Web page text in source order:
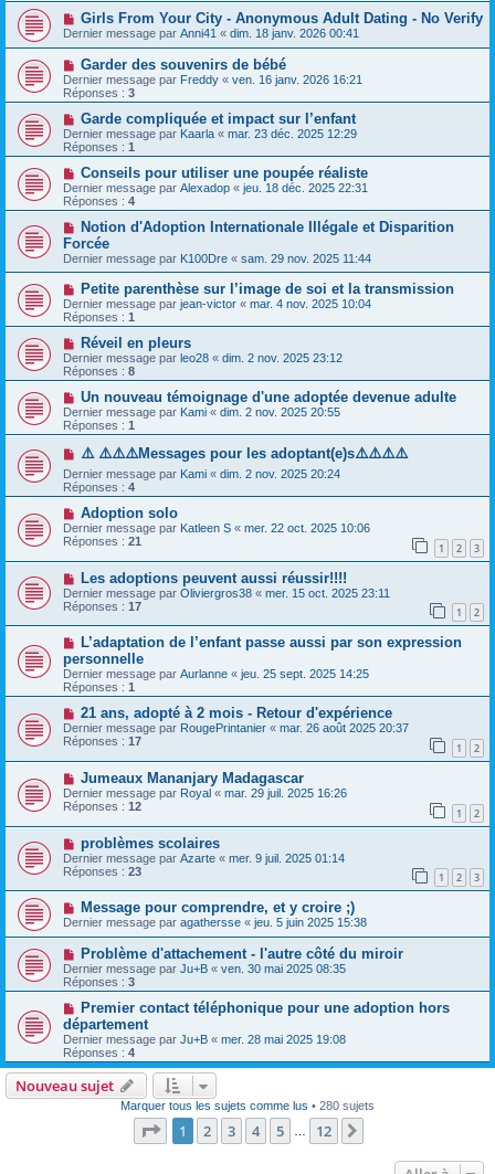
Girls From Your City - Anonymous Adult Dating - No Verify
Dernier message par Anni41 « dim. 18 janv. 2026 00:41
Garder des souvenirs de bébé
Dernier message par Freddy « ven. 16 janv. 2026 16:21
Réponses : 3
Garde compliquée et impact sur l’enfant
Dernier message par Kaarla « mar. 23 déc. 2025 12:29
Réponses : 1
Conseils pour utiliser une poupée réaliste
Dernier message par Alexadop « jeu. 18 déc. 2025 22:31
Réponses : 4
Notion d'Adoption Internationale Illégale et Disparition
Forcée
Dernier message par K100Dre « sam. 29 nov. 2025 11:44
Petite parenthèse sur l’image de soi et la transmission
Dernier message par jean-victor « mar. 4 nov. 2025 10:04
Réponses : 1
Réveil en pleurs
Dernier message par leo28 « dim. 2 nov. 2025 23:12
Réponses : 8
Un nouveau témoignage d'une adoptée devenue adulte
Dernier message par Kami « dim. 2 nov. 2025 20:55
Réponses : 1
⚠️ ⚠️⚠️⚠️Messages pour les adoptant(e)s⚠️⚠️⚠️⚠️
Dernier message par Kami « dim. 2 nov. 2025 20:24
Réponses : 4
Adoption solo
Dernier message par Katleen S « mer. 22 oct. 2025 10:06
Réponses : 21 1 2 3
Les adoptions peuvent aussi réussir!!!!
Dernier message par Oliviergros38 « mer. 15 oct. 2025 23:11
Réponses : 17 1 2
L’adaptation de l’enfant passe aussi par son expression
personnelle
Dernier message par Aurlanne « jeu. 25 sept. 2025 14:25
Réponses : 1
21 ans, adopté à 2 mois - Retour d'expérience
Dernier message par RougePrintanier « mar. 26 août 2025 20:37
Réponses : 17 1 2
Jumeaux Mananjary Madagascar
Dernier message par Royal « mar. 29 juil. 2025 16:26
Réponses : 12 1 2
problèmes scolaires
Dernier message par Azarte « mer. 9 juil. 2025 01:14
Réponses : 23 1 2 3
Message pour comprendre, et y croire ;)
Dernier message par agathersse « jeu. 5 juin 2025 15:38
Problème d'attachement - l'autre côté du miroir
Dernier message par Ju+B « ven. 30 mai 2025 08:35
Réponses : 3
Premier contact téléphonique pour une adoption hors
département
Dernier message par Ju+B « mer. 28 mai 2025 19:08
Réponses : 4
Nouveau sujet
Marquer tous les sujets comme lus • 280 sujets
Page 1sur12
1 2 3 4 5 12